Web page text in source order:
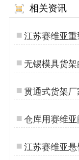
相关资讯
江苏赛维亚
无锡模具货
贯通式货架
仓库用赛维
江苏赛维亚
明